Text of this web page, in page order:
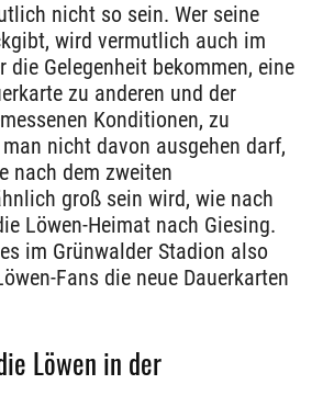
nicht so sein. Wer seine
wird vermutlich auch im
die Gelegenheit bekommen, eine
zu anderen und der
Konditionen, zu
nicht davon ausgehen darf,
nach dem zweiten
groß sein wird, wie nach
Löwen-Heimat nach Giesing.
im Grünwalder Stadion also
Fans die neue Dauerkarten
Löwen in der